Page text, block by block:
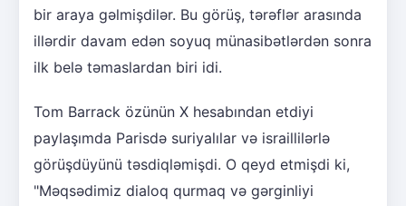
bir araya gəlmişdilər. Bu görüş, tərəflər arasında
illərdir davam edən soyuq münasibətlərdən sonra
ilk belə təmaslardan biri idi.
Tom Barrack özünün X hesabından etdiyi
paylaşımda Parisdə suriyalılar və israillilərlə
görüşdüyünü təsdiqləmişdi. O qeyd etmişdi ki,
"Məqsədimiz dialoq qurmaq və gərginliyi